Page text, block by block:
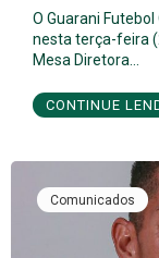
O Guarani
nesta terça-feira
Mesa Diretora…
CONTINUE
Comunicados